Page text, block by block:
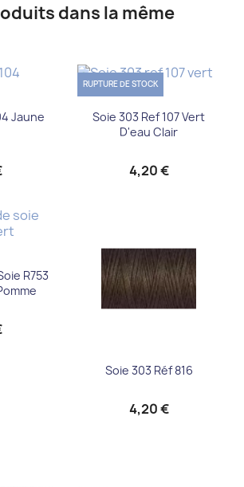
dans la même
Jaune
Soie 303 Ref 107 Vert
D'eau Clair
4,20 €
RUPTURE DE STOCK
R753
Soie 303 Réf 816
4,20 €